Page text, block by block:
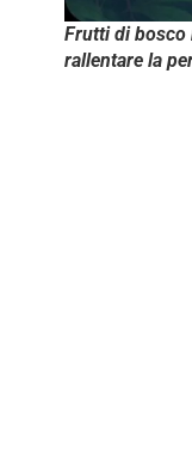
Frutti di bosco
rallentare la